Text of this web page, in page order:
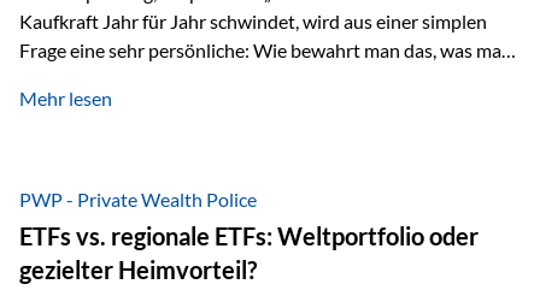
Kaufkraft Jahr für Jahr schwindet, wird aus einer simplen
Frage eine sehr persönliche: Wie bewahrt man das, was man
Sachwerten mit einer Investition in Sachwerte zu
gerade dann, wenn Märkte nervös werden,…
Mehr lesen
PWP - Private Wealth Police
ETFs vs. regionale ETFs: Weltportfolio oder
gezielter Heimvorteil?